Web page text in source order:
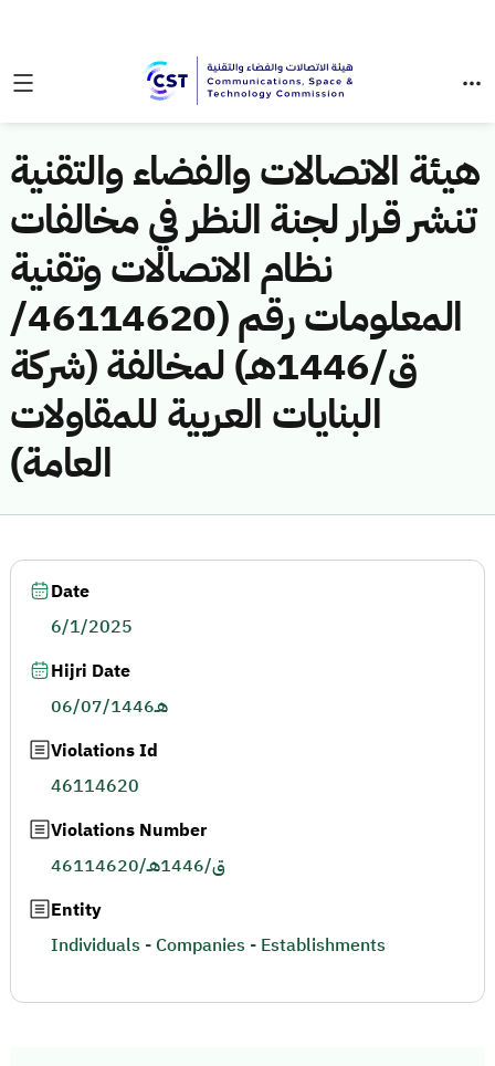
هيئة الاتصالات والفضاء والتقنية
تنشر قرار لجنة النظر في مخالفات
نظام الاتصالات وتقنية
المعلومات رقم (46114620/
ق/1446هـ) لمخالفة (شركة
البنايات العربية للمقاولات
العامة)
Date
6/1/2025
Hijri Date
06/07/1446هـ
Violations Id
46114620
Violations Number
46114620/ق/1446هـ
Entity
Individuals - Companies - Establishments